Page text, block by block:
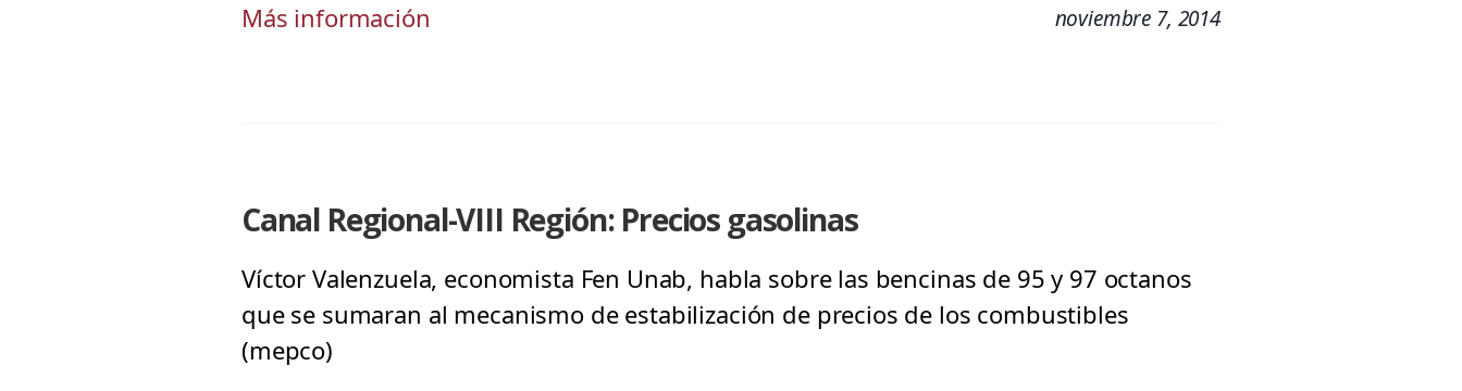
Más información noviembre 7, 2014
Canal Regional-VIII Región: Precios gasolinas
Víctor Valenzuela, economista Fen Unab, habla sobre las bencinas de 95 y 97 octanos
que se sumaran al mecanismo de estabilización de precios de los combustibles
(mepco)